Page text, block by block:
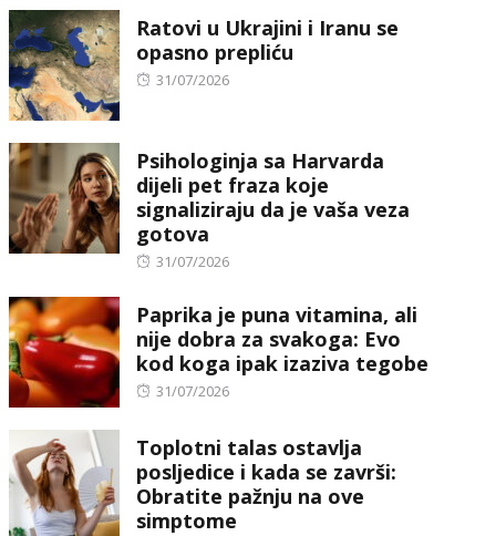
Ratovi u Ukrajini i Iranu se
opasno prepliću
Posted
31/07/2026
Psihologinja sa Harvarda
dijeli pet fraza koje
signaliziraju da je vaša veza
gotova
Posted
31/07/2026
Paprika je puna vitamina, ali
nije dobra za svakoga: Evo
kod koga ipak izaziva tegobe
Posted
31/07/2026
Toplotni talas ostavlja
posljedice i kada se završi:
Obratite pažnju na ove
simptome